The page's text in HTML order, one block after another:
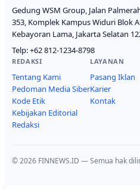
Gedung WSM Group, Jalan
353, Komplek Kampus Widuri Blok
Kebayoran Lama, Jakarta Selatan
Telp:+62 812-1234-8798
REDAKSI
Tentang Kami
Pedoman Media Siber
Kode Etik
Kebijakan Editorial
Redaksi
LAYANAN
Pasang Iklan
Karier
Kontak
© 2026 FINNEWS.ID — Semua hak